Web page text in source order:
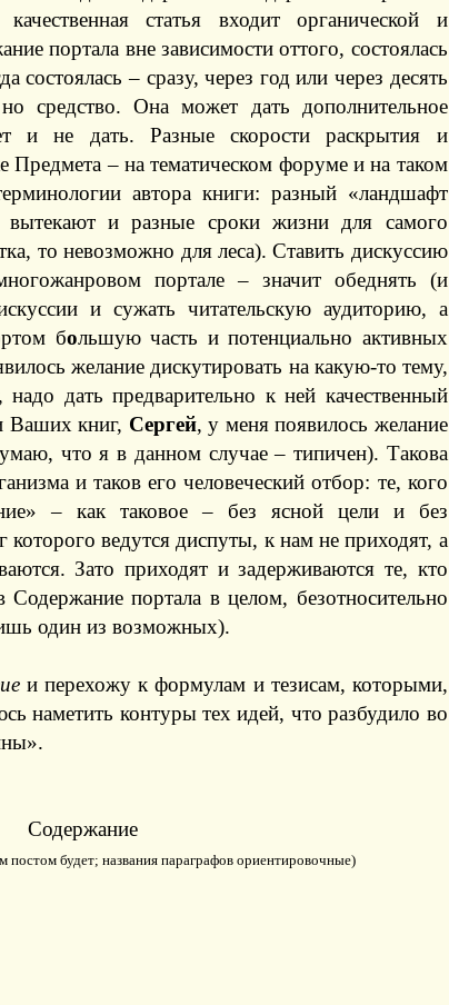
статья входит органической и
портала вне зависимости оттого, состоялась
состоялась – сразу, через год или через десять
средство. Она может дать дополнительное
и не дать. Разные скорости раскрытия и
Предмета – на тематическом форуме и на таком
автора книги: разный «ландшафт
и разные сроки жизни для самого
то невозможно для леса). Ставить дискуссию
портале – значит обеднять (и
и сужать читательскую аудиторию, а
большую часть и потенциально активных
желание дискутировать на какую-то тему,
дать предварительно к ней качественный
Ваших книг, Сергей, у меня появилось желание
что я в данном случае – типичен). Такова
и таков его человеческий отбор: те, кого
– как таковое – без ясной цели и без
которого ведутся диспуты, к нам не приходят, а
Зато приходят и задерживаются те, кто
Содержание портала в целом, безотносительно
один из возможных).
и перехожу к формулам и тезисам, которыми,
наметить контуры тех идей, что разбудило во
Содержание
будет; названия параграфов ориентировочные)